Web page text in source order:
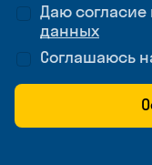
Даю согласие
данных
Соглашаюсь